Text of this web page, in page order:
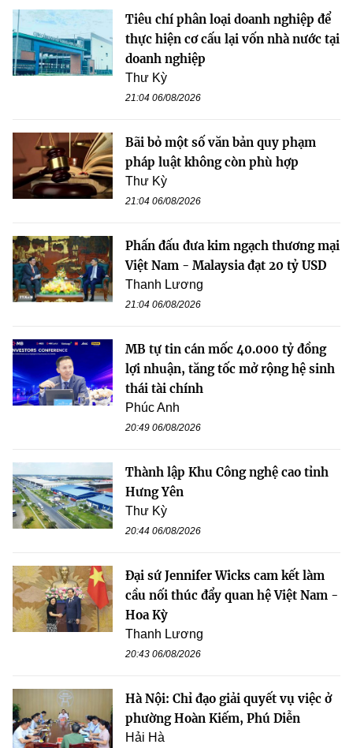
Tiêu chí phân loại doanh nghiệp để
thực hiện cơ cấu lại vốn nhà nước tại
doanh nghiệp
Thư Kỳ
21:04 06/08/2026
Bãi bỏ một số văn bản quy phạm
pháp luật không còn phù hợp
Thư Kỳ
21:04 06/08/2026
Phấn đấu đưa kim ngạch thương mại
Việt Nam - Malaysia đạt 20 tỷ USD
Thanh Lương
21:04 06/08/2026
MB tự tin cán mốc 40.000 tỷ đồng
lợi nhuận, tăng tốc mở rộng hệ sinh
thái tài chính
Phúc Anh
20:49 06/08/2026
Thành lập Khu Công nghệ cao tỉnh
Hưng Yên
Thư Kỳ
20:44 06/08/2026
Đại sứ Jennifer Wicks cam kết làm
cầu nối thúc đẩy quan hệ Việt Nam -
Hoa Kỳ
Thanh Lương
20:43 06/08/2026
Hà Nội: Chỉ đạo giải quyết vụ việc ở
phường Hoàn Kiếm, Phú Diễn
Hải Hà